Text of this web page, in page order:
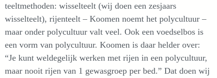
teeltmethoden: wisselteelt (wij doen een zesjaars
wisselteelt), rijenteelt – Koomen noemt het polycultuur –
maar onder polycultuur valt veel. Ook een voedselbos is
een vorm van polycultuur. Koomen is daar helder over:
“Je kunt weldegelijk werken met rijen in een polycultuur,
maar nooit rijen van 1 gewasgroep per bed.” Dat doen wij